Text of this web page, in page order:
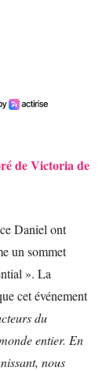
de Victoria de
Daniel ont
un sommet
». La
cet événement
du
entier. En
nous